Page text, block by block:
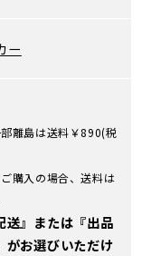
ー
離島は送料￥890(税
購入の場合、送料は
送』または『出品
がお選びいただけ